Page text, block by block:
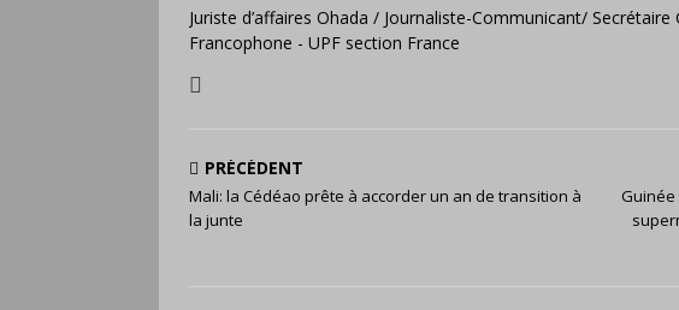
Juriste d’affaires Ohada / Journaliste-Communicant/
Francophone - UPF section France
PRÉCÉDENT
Mali: la Cédéao prête à accorder un an de transition à
la junte